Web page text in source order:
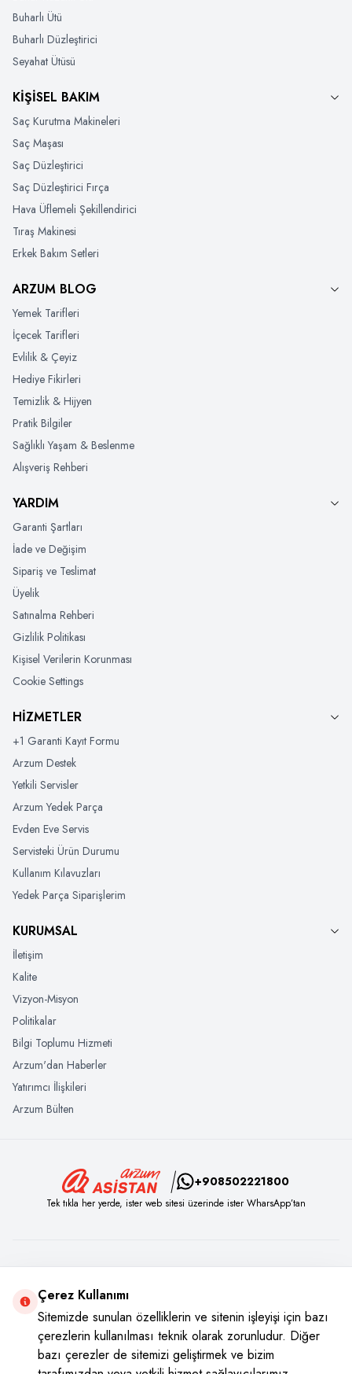
Buharlı Ütü
Buharlı Düzleştirici
Seyahat Ütüsü
KİŞİSEL BAKIM
Saç Kurutma Makineleri
Saç Maşası
Saç Düzleştirici
Saç Düzleştirici Fırça
Hava Üflemeli Şekillendirici
Tıraş Makinesi
Erkek Bakım Setleri
ARZUM BLOG
Yemek Tarifleri
İçecek Tarifleri
Evlilik & Çeyiz
Hediye Fikirleri
Temizlik & Hijyen
Pratik Bilgiler
Sağlıklı Yaşam & Beslenme
Alışveriş Rehberi
YARDIM
Garanti Şartları
İade ve Değişim
Sipariş ve Teslimat
Üyelik
Satınalma Rehberi
Gizlilik Politikası
Kişisel Verilerin Korunması
Cookie Settings
HİZMETLER
+1 Garanti Kayıt Formu
Arzum Destek
Yetkili Servisler
Arzum Yedek Parça
Evden Eve Servis
Servisteki Ürün Durumu
Kullanım Kılavuzları
Yedek Parça Siparişlerim
KURUMSAL
İletişim
Kalite
Vizyon-Misyon
Politikalar
Bilgi Toplumu Hizmeti
Arzum'dan Haberler
Yatırımcı İlişkileri
Arzum Bülten
+908502221800
Tek tıkla her yerde, ister web sitesi üzerinde ister WharsApp’tan
Çerez Kullanımı
Sitemizde sunulan özelliklerin ve sitenin işleyişi için bazı
çerezlerin kullanılması teknik olarak zorunludur. Diğer
bazı çerezler de sitemizi geliştirmek ve bizim